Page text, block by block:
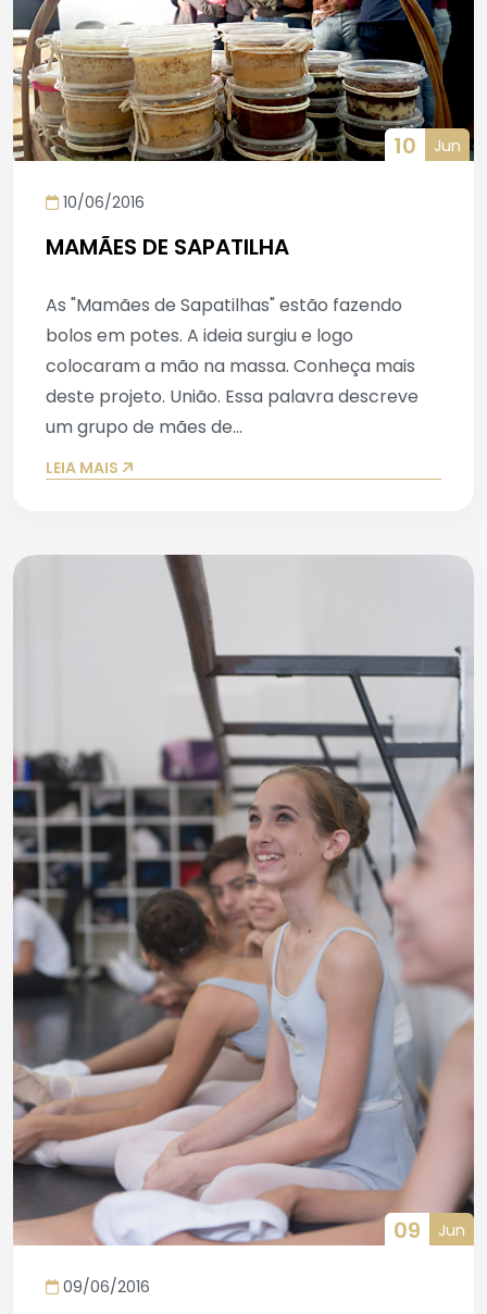
10 Jun
10/06/2016
MAMÃES DE SAPATILHA
As "Mamães de Sapatilhas" estão fazendo
bolos em potes. A ideia surgiu e logo
colocaram a mão na massa. Conheça mais
deste projeto. União. Essa palavra descreve
um grupo de mães de...
LEIA MAIS
09 Jun
09/06/2016